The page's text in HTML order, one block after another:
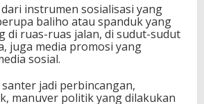
instrumen sosialisasi yang
baliho atau spanduk yang
di ruas-ruas jalan, di sudut-sudut
juga media promosi yang
sosial.
jadi perbincangan,
manuver politik yang dilakukan